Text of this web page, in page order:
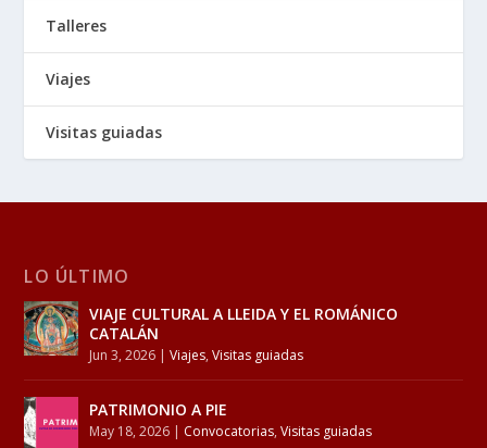
Talleres
Viajes
Visitas guiadas
LO ÚLTIMO
VIAJE CULTURAL A LLEIDA Y EL ROMÁNICO
CATALÁN
Jun 3, 2026 |Viajes,Visitas guiadas
PATRIMONIO A PIE
May 18, 2026 | Convocatorias,Visitas guiadas